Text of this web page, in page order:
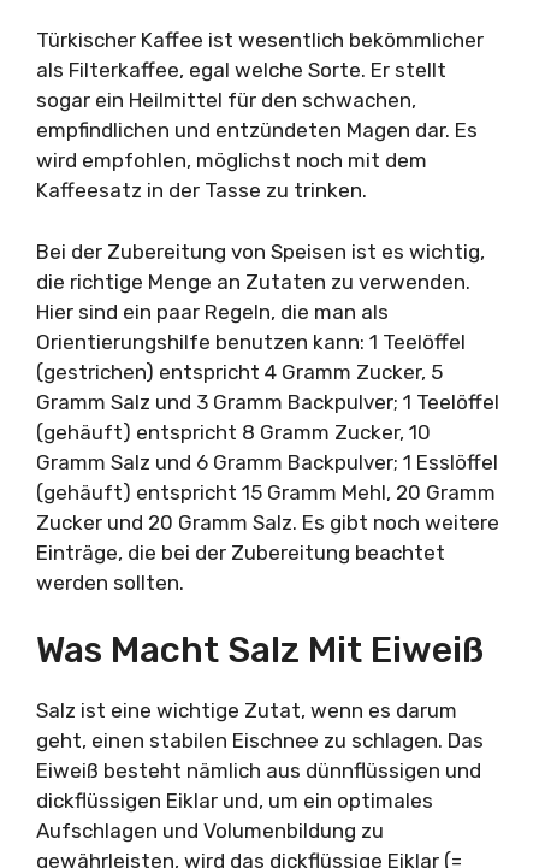
Türkischer Kaffee ist wesentlich bekömmlicher
als Filterkaffee, egal welche Sorte. Er stellt
sogar ein Heilmittel für den schwachen,
empfindlichen und entzündeten Magen dar. Es
wird empfohlen, möglichst noch mit dem
Kaffeesatz in der Tasse zu trinken.
Bei der Zubereitung von Speisen ist es wichtig,
die richtige Menge an Zutaten zu verwenden.
Hier sind ein paar Regeln, die man als
Orientierungshilfe benutzen kann: 1 Teelöffel
(gestrichen) entspricht 4 Gramm Zucker, 5
Gramm Salz und 3 Gramm Backpulver; 1 Teelöffel
(gehäuft) entspricht 8 Gramm Zucker, 10
Gramm Salz und 6 Gramm Backpulver; 1 Esslöffel
(gehäuft) entspricht 15 Gramm Mehl, 20 Gramm
Zucker und 20 Gramm Salz. Es gibt noch weitere
Einträge, die bei der Zubereitung beachtet
werden sollten.
Was Macht Salz Mit Eiweiß
Salz ist eine wichtige Zutat, wenn es darum
geht, einen stabilen Eischnee zu schlagen. Das
Eiweiß besteht nämlich aus dünnflüssigen und
dickflüssigen Eiklar und, um ein optimales
Aufschlagen und Volumenbildung zu
gewährleisten, wird das dickflüssige Eiklar (=